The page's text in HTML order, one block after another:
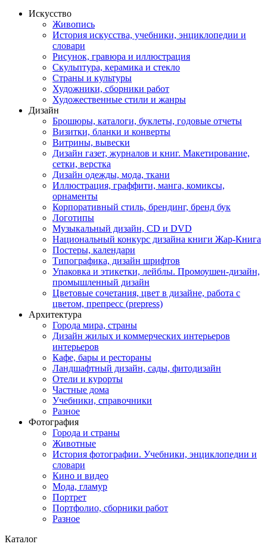
Искусство
Живопись
История искусства, учебники, энциклопедии и
словари
Рисунок, гравюра и иллюстрация
Скульптура, керамика и стекло
Страны и культуры
Художники, сборники работ
Художественные стили и жанры
Дизайн
Брошюры, каталоги, буклеты, годовые отчеты
Визитки, бланки и конверты
Витрины, вывески
Дизайн газет, журналов и книг. Макетирование,
сетки, верстка
Дизайн одежды, мода, ткани
Иллюстрация, граффити, манга, комиксы,
орнаменты
Корпоративный стиль, брендинг, бренд бук
Логотипы
Музыкальный дизайн, СD и DVD
Национальный конкурс дизайна книги Жар-Книга
Постеры, календари
Типографика, дизайн шрифтов
Упаковка и этикетки, лейблы. Промоушен-дизайн,
промышленный дизайн
Цветовые сочетания, цвет в дизайне, работа с
цветом, препресс (prepress)
Архитектура
Города мира, страны
Дизайн жилых и коммерческих интерьеров
интерьеров
Кафе, бары и рестораны
Ландшафтный дизайн, сады, фитодизайн
Отели и курорты
Частные дома
Учебники, справочники
Разное
Фотография
Города и страны
Животные
История фотографии. Учебники, энциклопедии и
словари
Кино и видео
Мода, гламур
Портрет
Портфолио, сборники работ
Разное
Каталог